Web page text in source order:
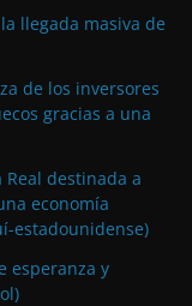
llegada masiva de
de los inversores
gracias a una
destinada a
economía
estadounidense)
esperanza y